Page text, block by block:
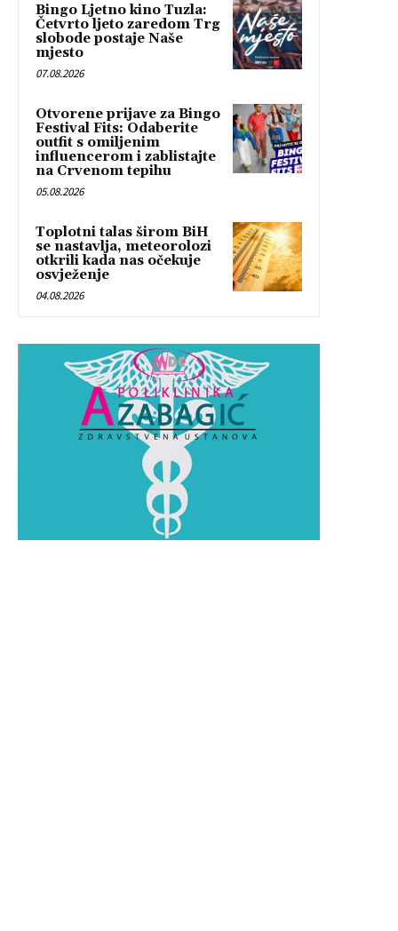
Bingo Ljetno kino Tuzla:
Četvrto ljeto zaredom Trg
slobode postaje Naše
mjesto
07.08.2026
Otvorene prijave za Bingo
Festival Fits: Odaberite
outfit s omiljenim
influencerom i zablistajte
na Crvenom tepihu
05.08.2026
Toplotni talas širom BiH
se nastavlja, meteorolozi
otkrili kada nas očekuje
osvježenje
04.08.2026